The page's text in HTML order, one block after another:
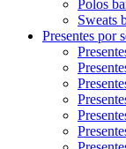
Polos
Sweats
Presentes por